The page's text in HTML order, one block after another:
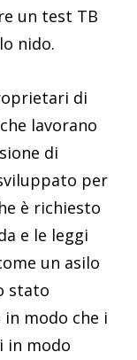
un test TB
nido.
di
lavorano
di
per
è richiesto
e le leggi
un asilo
stato
modo che i
in modo